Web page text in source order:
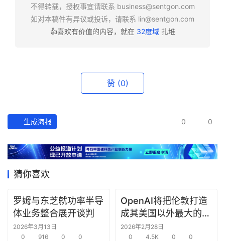
产
经
数
研
选
报
告
不得转载，授权事宜请联系 business@sentgon.com
如对本稿件有异议或投诉，请联系 lin@sentgon.com
👍喜欢有价值的内容，就在 32度域扎堆
赞 (0)
生成海报 0 0
猜你喜欢
罗姆与东芝就功率半导
体业务整合展开谈判
2026年3月13日
0
916 0 0
OpenAI将把伦敦打造
成其美国以外最大的研
究中心
2026年2月28日
0
4.5K 0 0